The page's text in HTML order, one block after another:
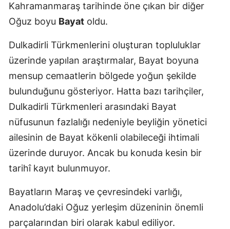
Kahramanmaraş tarihinde öne çıkan bir diğer
Oğuz boyu Bayat oldu.
Dulkadirli Türkmenlerini oluşturan topluluklar
üzerinde yapılan araştırmalar, Bayat boyuna
mensup cemaatlerin bölgede yoğun şekilde
bulunduğunu gösteriyor. Hatta bazı tarihçiler,
Dulkadirli Türkmenleri arasındaki Bayat
nüfusunun fazlalığı nedeniyle beyliğin yönetici
ailesinin de Bayat kökenli olabileceği ihtimali
üzerinde duruyor. Ancak bu konuda kesin bir
tarihî kayıt bulunmuyor.
Bayatların Maraş ve çevresindeki varlığı,
Anadolu’daki Oğuz yerleşim düzeninin önemli
parçalarından biri olarak kabul ediliyor.